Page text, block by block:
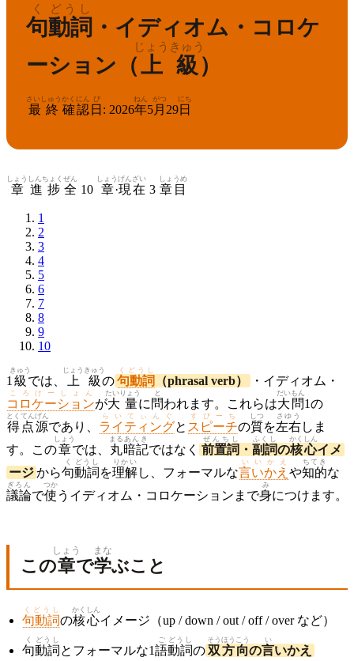
句
く
動詞
どうし
・イディオム・コロケ
ーション（上級
じょうきゅう
）
最終
さいしゅう
確認
かくにん
日
び
: 2026年
ねん
5月
がつ
29日
にち
章
しょう
進捗
しんちょく
全
ぜん
10 章
しょう
·現在
げんざい
3 章目
しょうめ
1
2
3
4
5
6
7
8
9
10
1 級
きゅう
では、 上級
じょうきゅう
の句動詞
くどうし
（phrasal verb）
・イディオム・
コロケーション
ころけーしょん
が大量
たいりょう
に 問
と
われます。これらは大
だい
問
もん
1の
得点
とくてん
源
げん
であり、 ライティング
らいてぃんぐ
と スピーチ
すぴーち
の質
しつ
を左右
さゆう
しま
す。この章
しょう
では、 丸
まる
暗記
あんき
ではなく 前置詞
ぜんちし
・ 副詞
ふくし
の核心
かくしん
イメ
ージから句
く
動詞
どうし
を理解
りかい
し、フォーマルな言いかえ
いいかえ
や知的
ちてき
な
議論
ぎろん
で使
つか
うイディオム・コロケーションまで身
み
につけます。
この章
しょう
で学
まな
ぶこと
句動詞
くどうし
の核心
かくしん
イメージ（up / down / out / off / over など）
句
く
動詞
どうし
とフォーマルな1語
ご
動詞
どうし
の双方向
そうほうこう
の言
い
いかえ